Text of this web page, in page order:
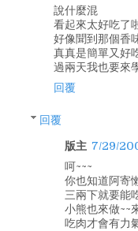
說什麼混
看起來太好吃了
好像聞到那個香
真真是簡單又好
過兩天我也要來
回覆
回覆
版主 7/29/
呵~~~
你也知道阿寄
三兩下就要能
小熊也來做~~
吃肉才會有